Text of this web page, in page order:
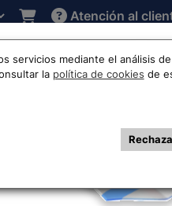
Atención al
Localizaciones
JOD
servicios mediante el análisis
la política de cookies de